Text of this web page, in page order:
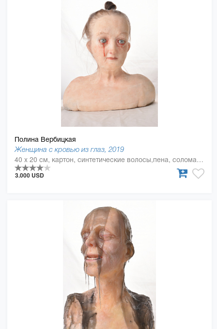
Полина Вербицкая
Женщина с кровью из глаз, 2019
40 x 20 см, картон, синтетические волосы,пена, солома, силикон, смола
3.000 USD